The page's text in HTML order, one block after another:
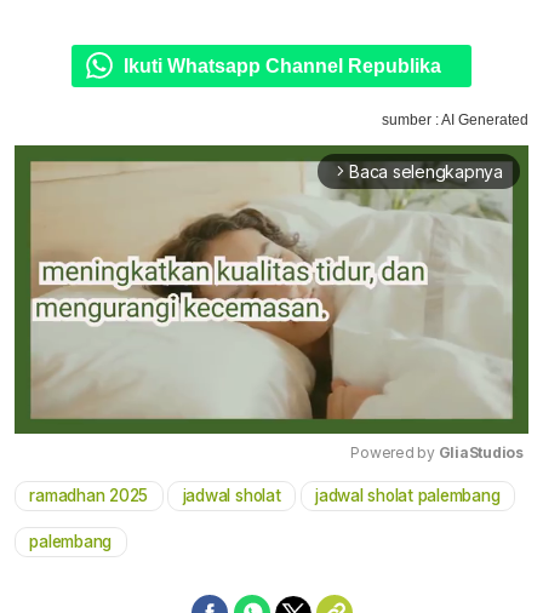
Ikuti Whatsapp Channel Republika
sumber : AI Generated
arrow_forward_ios Baca selengkapnya
Mute
Powered by GliaStudios
ramadhan 2025 jadwal sholat jadwal sholat palembang
palembang